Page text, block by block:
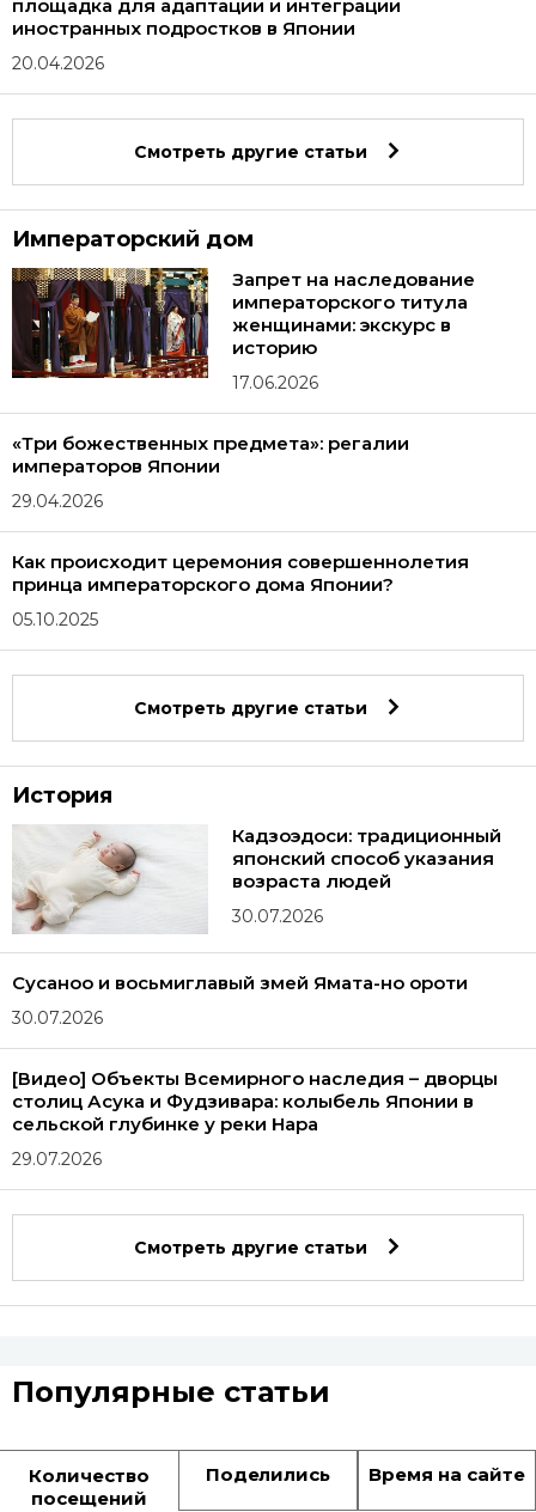
площадка для адаптации и интеграции
иностранных подростков в Японии
20.04.2026
Смотреть другие статьи
Императорский дом
Запрет на наследование
императорского титула
женщинами: экскурс в
историю
17.06.2026
«Три божественных предмета»: регалии
императоров Японии
29.04.2026
Как происходит церемония совершеннолетия
принца императорского дома Японии?
05.10.2025
Смотреть другие статьи
История
Кадзоэдоси: традиционный
японский способ указания
возраста людей
30.07.2026
Сусаноо и восьмиглавый змей Ямата-но ороти
30.07.2026
[Видео] Объекты Всемирного наследия – дворцы
столиц Асука и Фудзивара: колыбель Японии в
сельской глубинке у реки Нара
29.07.2026
Смотреть другие статьи
Популярные статьи
Количество
посещений
Поделились Время на сайте